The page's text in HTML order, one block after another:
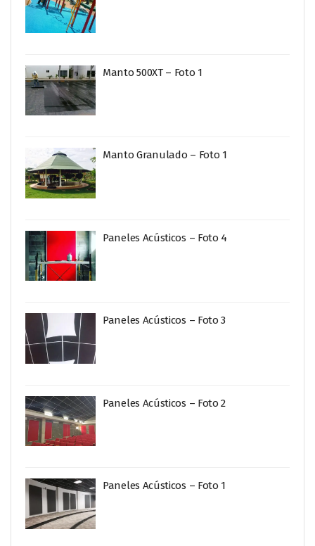
Manto 500XT – Foto 1
Manto Granulado – Foto 1
Paneles Acústicos – Foto 4
Paneles Acústicos – Foto 3
Paneles Acústicos – Foto 2
Paneles Acústicos – Foto 1